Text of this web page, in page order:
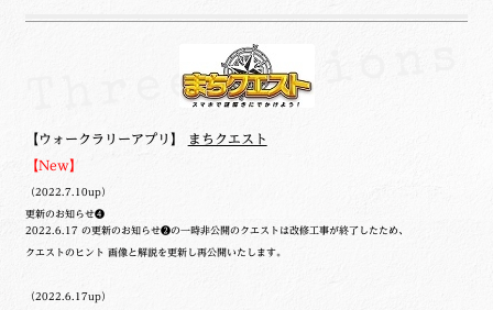
【ウォークラリーアプリ】 まちクエスト
【New】
（2022.7.10up）
更新のお知らせ❹
2022.6.17 の更新のお知らせ❷の一時非公開のクエストは改修工事が終了したため、
クエストのヒント 画像と解説を更新し再公開いたします。
（2022.6.17up）